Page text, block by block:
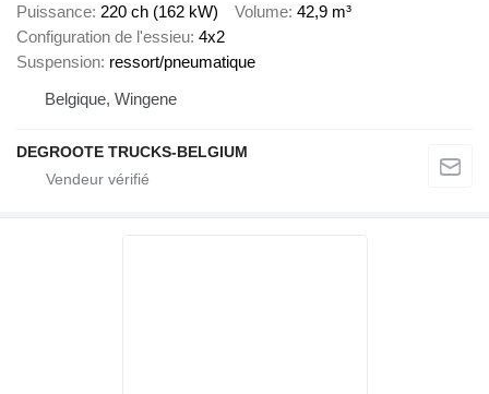
Puissance 220 ch (162 kW) Volume 42,9 m³
Configuration de l'essieu 4x2
Suspension ressort/pneumatique
Belgique, Wingene
DEGROOTE TRUCKS-BELGIUM